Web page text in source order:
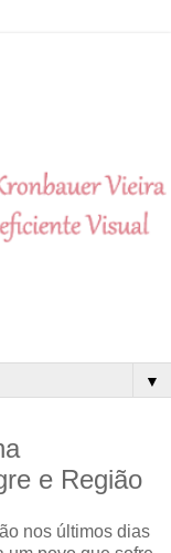
▼
e Região
nos últimos dias